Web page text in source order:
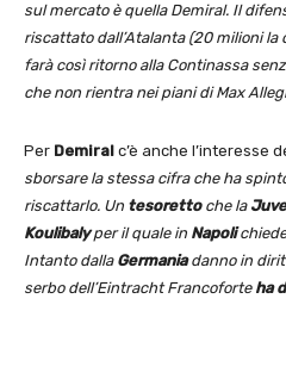
sul mercato è quella Demiral. Il
riscattato dall’Atalanta (20 milioni
farà così ritorno alla Continassa
che non rientra nei piani di Max
Per Demiral c’è anche l’interesse
sborsare la stessa cifra che ha
riscattarlo. Un tesorettoche la Juve
Koulibalyper il quale in Napoli
Intanto dalla Germaniadanno in
serbo dell’Eintracht Francoforte ha